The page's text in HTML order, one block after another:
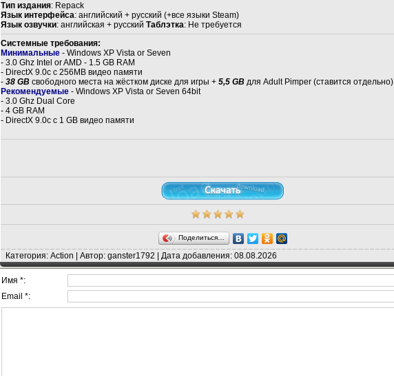
Тип издания: Repack
Язык интерфейса: английский + русский (+все языки Steam)
Язык озвучки: английская + русский Таблэтка: Не требуется
Системные требования:
Минимальные - Windows XP Vista or Seven
- 3.0 Ghz Intel or AMD - 1.5 GB RAM
- DirectX 9.0c c 256MB видео памяти
- 38 GB свободного места на жёстком диске для игры + 5,5 GB для Adult Pimper (ставится отдельно)
Рекомендуемые - Windows XP Vista or Seven 64bit
- 3.0 Ghz Dual Core
- 4 GB RAM
- DirectX 9.0c c 1 GB видео памяти
Поделиться…
Категория: Action | Автор: ganster1792 | Дата добавления: 08.08.2026
Имя *:
Email *: